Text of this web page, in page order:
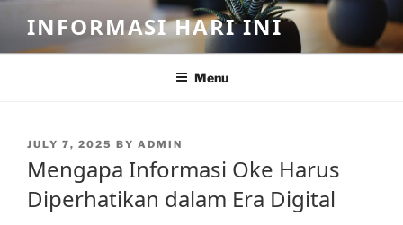
content
INFORMASI HARI INI
Menu
POSTED
JULY 7, 2025 BY ADMIN
Mengapa Informasi Oke Harus
Diperhatikan dalam Era Digital